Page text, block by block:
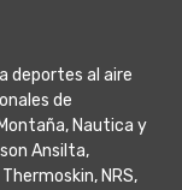
deportes al aire
de
Nautica y
Ansilta,
NRS,